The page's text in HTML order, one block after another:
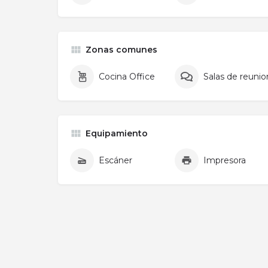
Zonas comunes
Cocina Office Salas de
Equipamiento
Escáner Impresora